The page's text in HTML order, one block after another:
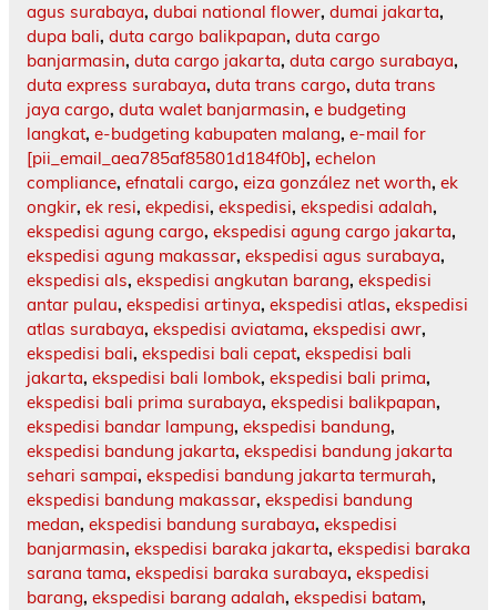
agus surabaya, dubai national flower, dumai jakarta,
dupa bali, duta cargo balikpapan, duta cargo
banjarmasin, duta cargo jakarta, duta cargo surabaya,
duta express surabaya, duta trans cargo, duta trans
jaya cargo, duta walet banjarmasin, e budgeting
langkat, e-budgeting kabupaten malang, e-mail for
[pii_email_aea785af85801d184f0b], echelon
compliance, efnatali cargo, eiza gonzález net worth, ek
ongkir, ek resi, ekpedisi, ekspedisi, ekspedisi adalah,
ekspedisi agung cargo, ekspedisi agung cargo jakarta,
ekspedisi agung makassar, ekspedisi agus surabaya,
ekspedisi als, ekspedisi angkutan barang, ekspedisi
antar pulau, ekspedisi artinya, ekspedisi atlas, ekspedisi
atlas surabaya, ekspedisi aviatama, ekspedisi awr,
ekspedisi bali, ekspedisi bali cepat, ekspedisi bali
jakarta, ekspedisi bali lombok, ekspedisi bali prima,
ekspedisi bali prima surabaya, ekspedisi balikpapan,
ekspedisi bandar lampung, ekspedisi bandung,
ekspedisi bandung jakarta, ekspedisi bandung jakarta
sehari sampai, ekspedisi bandung jakarta termurah,
ekspedisi bandung makassar, ekspedisi bandung
medan, ekspedisi bandung surabaya, ekspedisi
banjarmasin, ekspedisi baraka jakarta, ekspedisi baraka
sarana tama, ekspedisi baraka surabaya, ekspedisi
barang, ekspedisi barang adalah, ekspedisi batam,